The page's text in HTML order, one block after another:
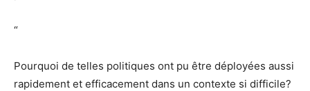
“
Pourquoi de telles politiques ont pu être déployées aussi
rapidement et efficacement dans un contexte si difficile?